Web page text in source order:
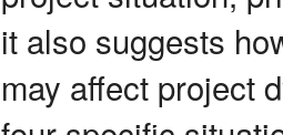
it also suggests
may affect project